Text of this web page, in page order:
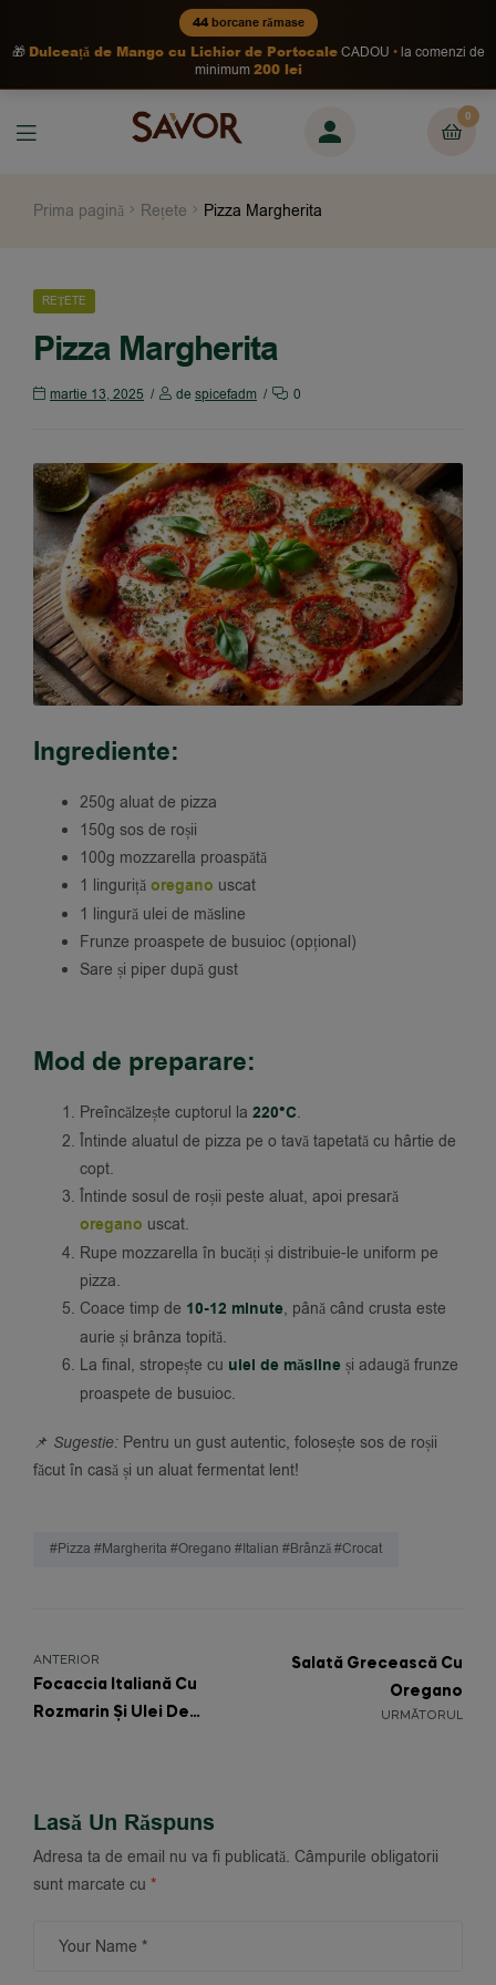
44borcane rămase
🎁 Dulceață de Mango cu Lichior de PortocaleCADOU
la comenzi de
minimum200 lei
0
Prima pagină Rețete Pizza Margherita
REȚETE
Pizza Margherita
martie 13, 2025 de spicefadm 0
Ingrediente:
250g aluat de pizza
150g sos de roșii
100g mozzarella proaspătă
1 linguriță oregano uscat
1 lingură ulei de măsline
Frunze proaspete de busuioc (opțional)
Sare și piper după gust
Mod de preparare:
Preîncălzește cuptorul la 220°C.
Întinde aluatul de pizza pe o tavă tapetată cu hârtie de
copt.
Întinde sosul de roșii peste aluat, apoi presară
oregano uscat.
Rupe mozzarella în bucăți și distribuie-le uniform pe
pizza.
Coace timp de 10-12 minute, până când crusta este
aurie și brânza topită.
La final, stropește cu ulei de măsline și adaugă frunze
proaspete de busuioc.
📌 Sugestie: Pentru un gust autentic, folosește sos de roșii
făcut în casă și un aluat fermentat lent!
#pizza #margherita #oregano #italian #brânză #crocat
ANTERIOR
Focaccia Italiană Cu
Rozmarin Și Ulei De
URMĂTORUL
Salată Grecească Cu
Oregano
Lasă Un Răspuns
Adresa ta de email nu va fi publicată. Câmpurile obligatorii
sunt marcate cu *